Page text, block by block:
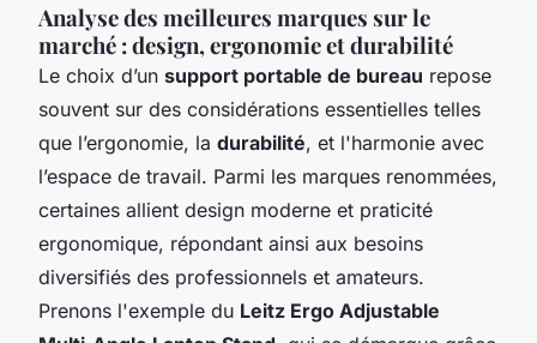
Analyse des meilleures marques sur le
marché : design, ergonomie et durabilité
Le choix d’un support portable de bureau repose
souvent sur des considérations essentielles telles
que l’ergonomie, la durabilité, et l'harmonie avec
l’espace de travail. Parmi les marques renommées,
certaines allient design moderne et praticité
ergonomique, répondant ainsi aux besoins
diversifiés des professionnels et amateurs.
Prenons l'exemple du Leitz Ergo Adjustable